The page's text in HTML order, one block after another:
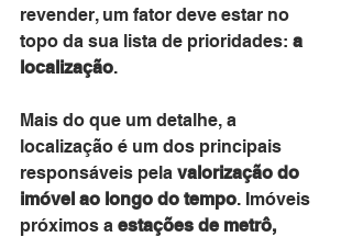
revender, um fator deve estar no
topo da sua lista de prioridades: a
localização.
Mais do que um detalhe, a
localização é um dos principais
responsáveis pela valorização do
imóvel ao longo do tempo. Imóveis
próximos a estações de metrô,